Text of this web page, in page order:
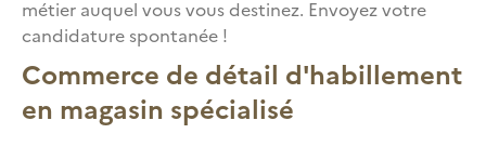
métier auquel vous vous destinez. Envoyez votre
candidature spontanée !
Commerce de détail d'habillement
en magasin spécialisé